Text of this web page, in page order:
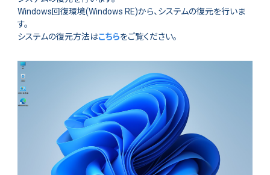
Windows回復環境(Windows RE)から、システムの復元を行いま
す。
システムの復元方法はこちらをご覧ください。